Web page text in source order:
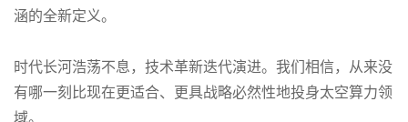
涵的全新定义。
时代长河浩荡不息，技术革新迭代演进。我们相信，从来没
有哪一刻比现在更适合、更具战略必然性地投身太空算力领
域。